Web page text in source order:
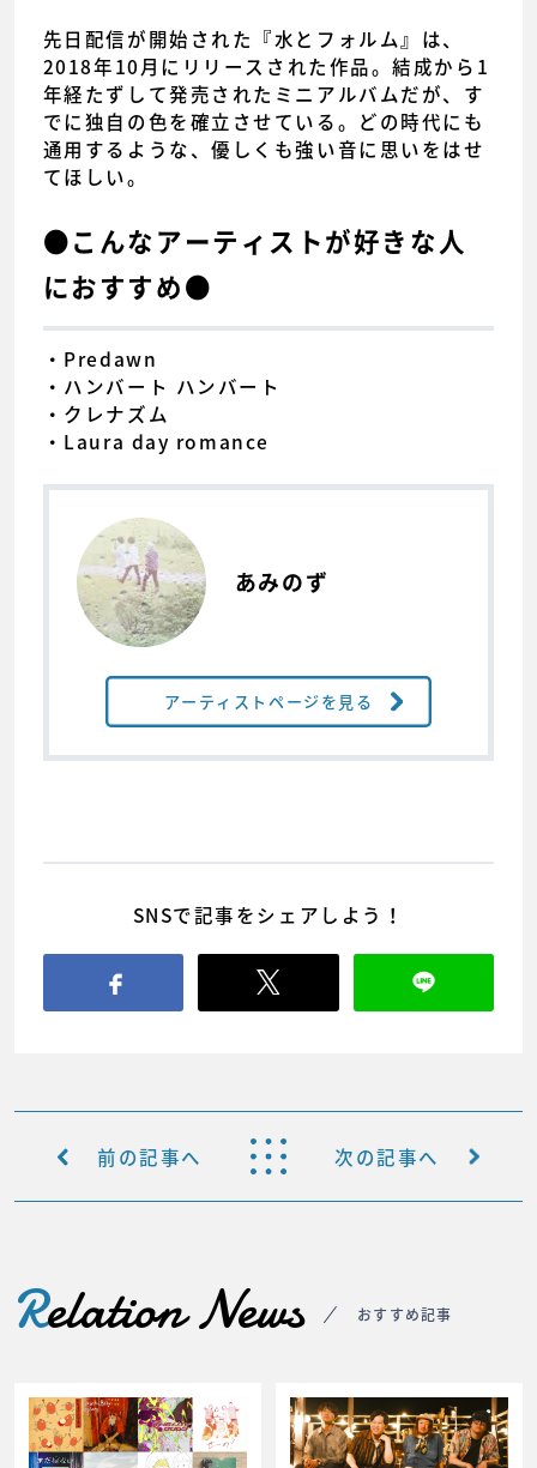
先日配信が開始された『水とフォルム』は、
2018年10月にリリースされた作品。結成から1
年経たずして発売されたミニアルバムだが、す
でに独自の色を確立させている。どの時代にも
通用するような、優しくも強い音に思いをはせ
てほしい。
●こんなアーティストが好きな人
におすすめ●
・Predawn
・ハンバート ハンバート
・クレナズム
・Laura day romance
あみのず
アーティストページを見る
SNSで記事をシェアしよう！
前の記事へ 次の記事へ
Relation News おすすめ記事